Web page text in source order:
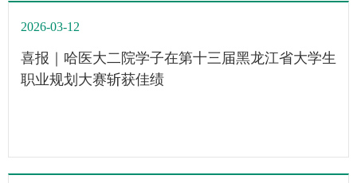
2026-03-12
喜报｜哈医大二院学子在第十三届黑龙江省大学生
职业规划大赛斩获佳绩